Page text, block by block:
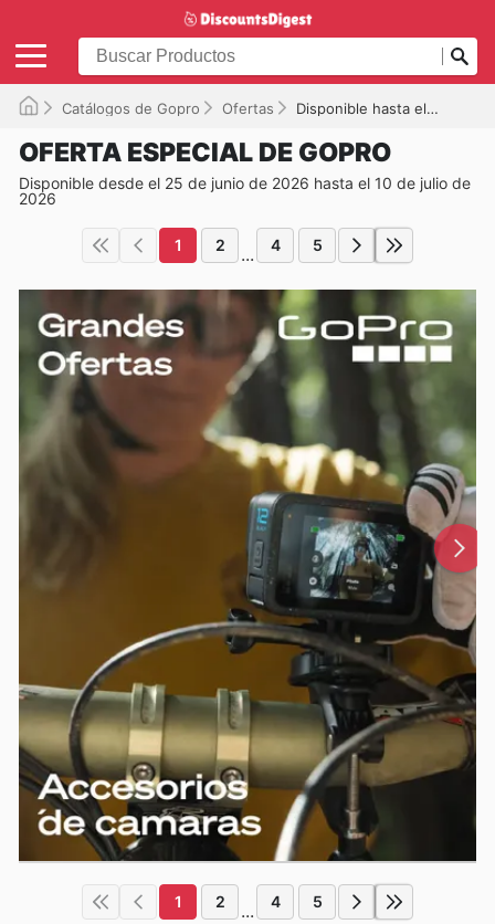
Catálogos de Gopro Ofertas Disponible hasta el 10/07/2026
OFERTA ESPECIAL DE GOPRO
Disponible desde el 25 de junio de 2026 hasta el 10 de julio de
2026
1 2 ... 4 5
1 2 ... 4 5